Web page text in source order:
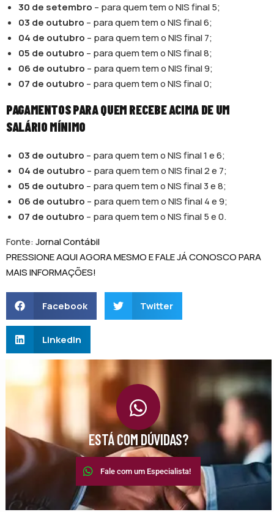
30 de setembro – para quem tem o NIS final 5;
03 de outubro – para quem tem o NIS final 6;
04 de outubro – para quem tem o NIS final 7;
05 de outubro – para quem tem o NIS final 8;
06 de outubro – para quem tem o NIS final 9;
07 de outubro – para quem tem o NIS final 0;
PAGAMENTOS PARA QUEM RECEBE ACIMA DE UM
SALÁRIO MÍNIMO
03 de outubro – para quem tem o NIS final 1 e 6;
04 de outubro – para quem tem o NIS final 2 e 7;
05 de outubro – para quem tem o NIS final 3 e 8;
06 de outubro – para quem tem o NIS final 4 e 9;
07 de outubro – para quem tem o NIS final 5 e 0.
Fonte:Jornal Contábil
PRESSIONE AQUI AGORA MESMO E FALE JÁ CONOSCO PARA
MAIS INFORMAÇÕES!
Facebook Twitter
LinkedIn
ESTÁ COM DÚVIDAS?
Fale com um Especialista!